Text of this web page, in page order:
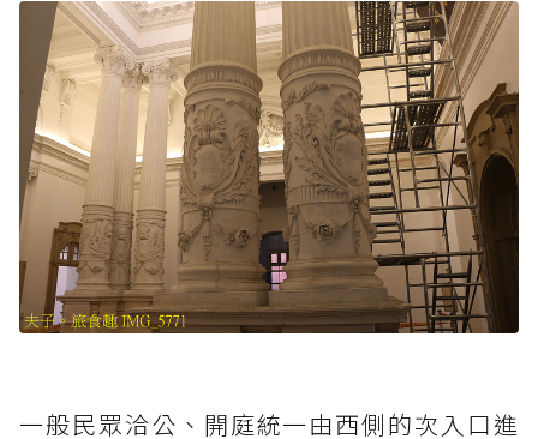
一般民眾洽公、開庭統一由西側的次入口進